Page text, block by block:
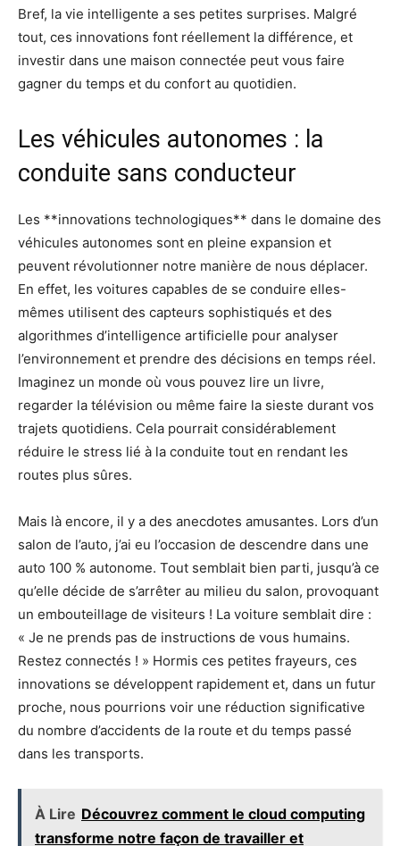
Bref, la vie intelligente a ses petites surprises. Malgré
tout, ces innovations font réellement la différence, et
investir dans une maison connectée peut vous faire
gagner du temps et du confort au quotidien.
Les véhicules autonomes : la
conduite sans conducteur
Les **innovations technologiques** dans le domaine des
véhicules autonomes sont en pleine expansion et
peuvent révolutionner notre manière de nous déplacer.
En effet, les voitures capables de se conduire elles-
mêmes utilisent des capteurs sophistiqués et des
algorithmes d’intelligence artificielle pour analyser
l’environnement et prendre des décisions en temps réel.
Imaginez un monde où vous pouvez lire un livre,
regarder la télévision ou même faire la sieste durant vos
trajets quotidiens. Cela pourrait considérablement
réduire le stress lié à la conduite tout en rendant les
routes plus sûres.
Mais là encore, il y a des anecdotes amusantes. Lors d’un
salon de l’auto, j’ai eu l’occasion de descendre dans une
auto 100 % autonome. Tout semblait bien parti, jusqu’à ce
qu’elle décide de s’arrêter au milieu du salon, provoquant
un embouteillage de visiteurs ! La voiture semblait dire :
« Je ne prends pas de instructions de vous humains.
Restez connectés ! » Hormis ces petites frayeurs, ces
innovations se développent rapidement et, dans un futur
proche, nous pourrions voir une réduction significative
du nombre d’accidents de la route et du temps passé
dans les transports.
À Lire Découvrez comment le cloud computing
transforme notre façon de travailler et